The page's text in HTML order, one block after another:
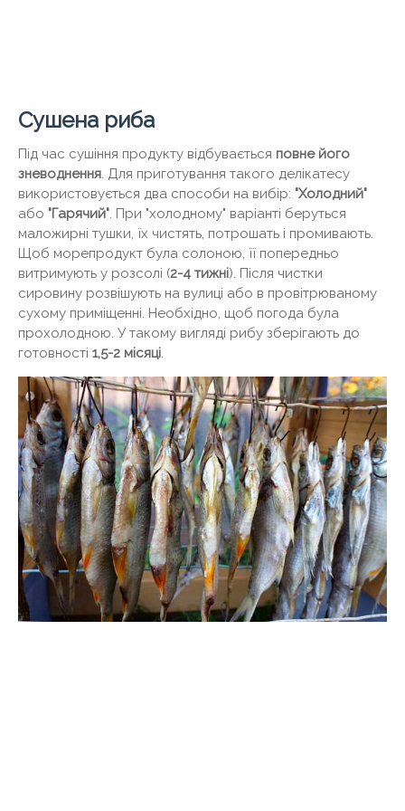
Сушена риба
Під час сушіння продукту відбувається повне його
зневоднення. Для приготування такого делікатесу
використовується два способи на вибір: "Холодний"
або "Гарячий". При "холодному" варіанті беруться
маложирні тушки, їх чистять, потрошать і промивають.
Щоб морепродукт була солоною, її попередньо
витримують у розсолі (2-4 тижні). Після чистки
сировину розвішують на вулиці або в провітрюваному
сухому приміщенні. Необхідно, щоб погода була
прохолодною. У такому вигляді рибу зберігають до
готовності 1,5-2 місяці.